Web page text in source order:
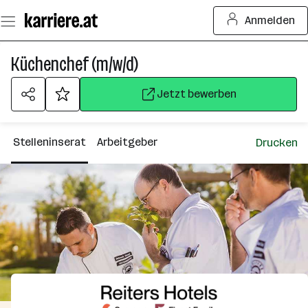
Seiteninhalt
springen
Anmelden
Küchenchef (m/w/d)
Jetzt bewerben
Stelleninserat Arbeitgeber Drucken